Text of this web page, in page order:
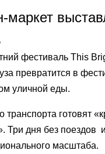
маркет
фестиваль This
превратится в
уличной еды.
транспорта готовят
Три дня без поездов
масштаба.